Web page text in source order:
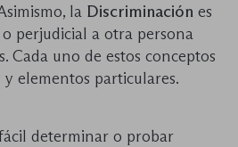
la Discriminación es
perjudicial a otra persona
Cada uno de estos conceptos
elementos particulares.
determinar o probar